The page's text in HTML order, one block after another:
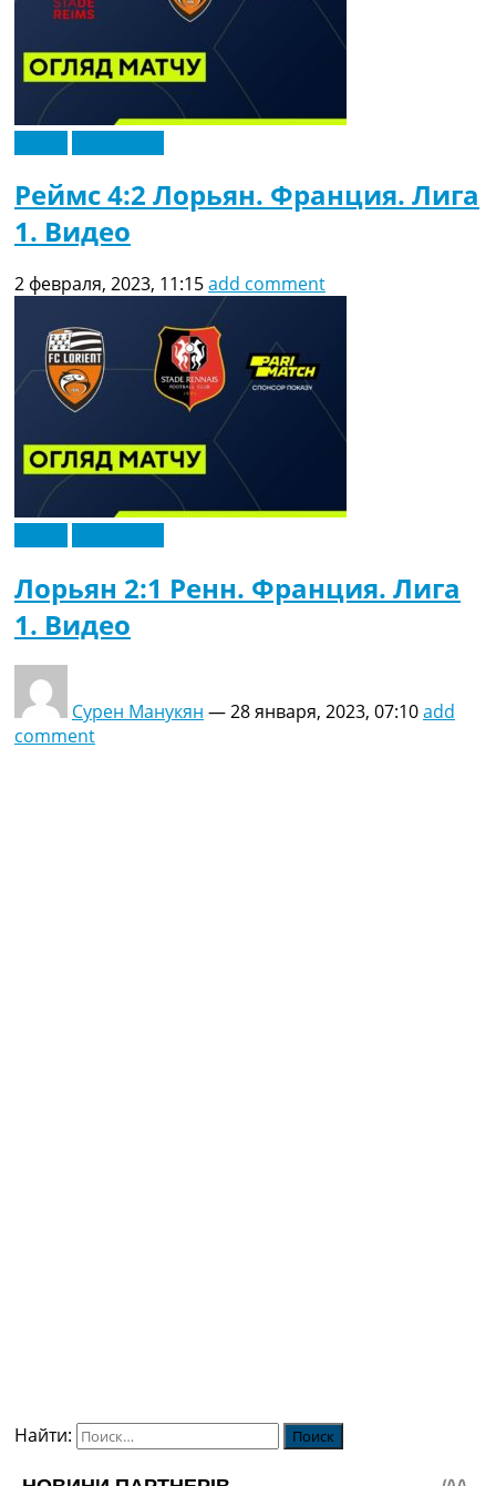
Реймс 4:2 Лорьян. Франция. Лига
1. Видео
2 февраля, 2023, 11:15add comment
Лорьян 2:1 Ренн. Франция. Лига
1. Видео
Сурен Манукян —28 января, 2023, 07:10add
comment
Найти: